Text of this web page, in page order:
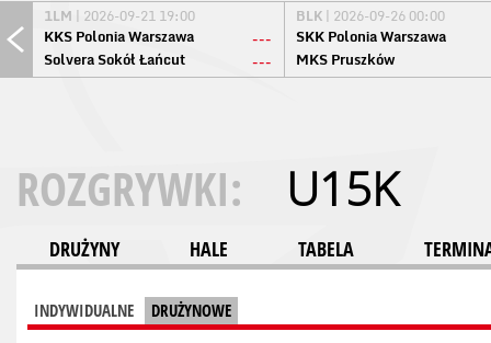
1LM | 2026-09-21 19:00
KKS Polonia Warszawa
---
Solvera Sokół Łańcut
---
BLK | 2026-09-26 00:00
SKK Polonia Warszawa
MKS Pruszków
ROZGRYWKI: U15K
DRUŻYNY HALE TABELA
INDYWIDUALNE DRUŻYNOWE